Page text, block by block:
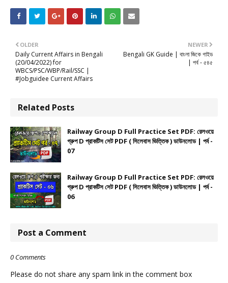
NEWER
Bengali GK Guide | বাংলা জিকে গাইড
| পর্ব - ৫৪৫
OLDER
Daily Current Affairs in Bengali
(20/04/2022) for
WBCS/PSC/WBP/Rail/SSC |
#Jobguidee Current Affairs
Related Posts
Railway Group D Full Practice Set PDF: রেলওয়ে
গ্রুপ D প্রাকটিস সেট PDF ( সিলেবাস ভিত্তিক ) ডাউনলোড | পর্ব -
07
Railway Group D Full Practice Set PDF: রেলওয়ে
গ্রুপ D প্রাকটিস সেট PDF ( সিলেবাস ভিত্তিক ) ডাউনলোড | পর্ব -
06
Post a Comment
0 Comments
Please do not share any spam link in the comment box